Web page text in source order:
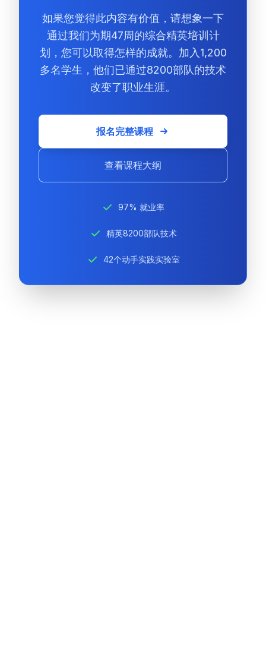
如果您觉得此内容有价值，请想象一下
通过我们为期47周的综合精英培训计
划，您可以取得怎样的成就。加入1,200
多名学生，他们已通过8200部队的技术
改变了职业生涯。
报名完整课程
查看课程大纲
97% 就业率
精英8200部队技术
42个动手实践实验室